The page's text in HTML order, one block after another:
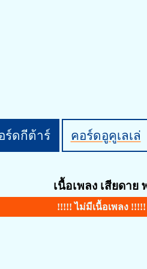
ร์ดกีต้าร์ คอร์ดอูคูเลเล่
เนื้อเพลง เสียดา
!!!!! ไม่มีเนื้อเพลง !!!!!